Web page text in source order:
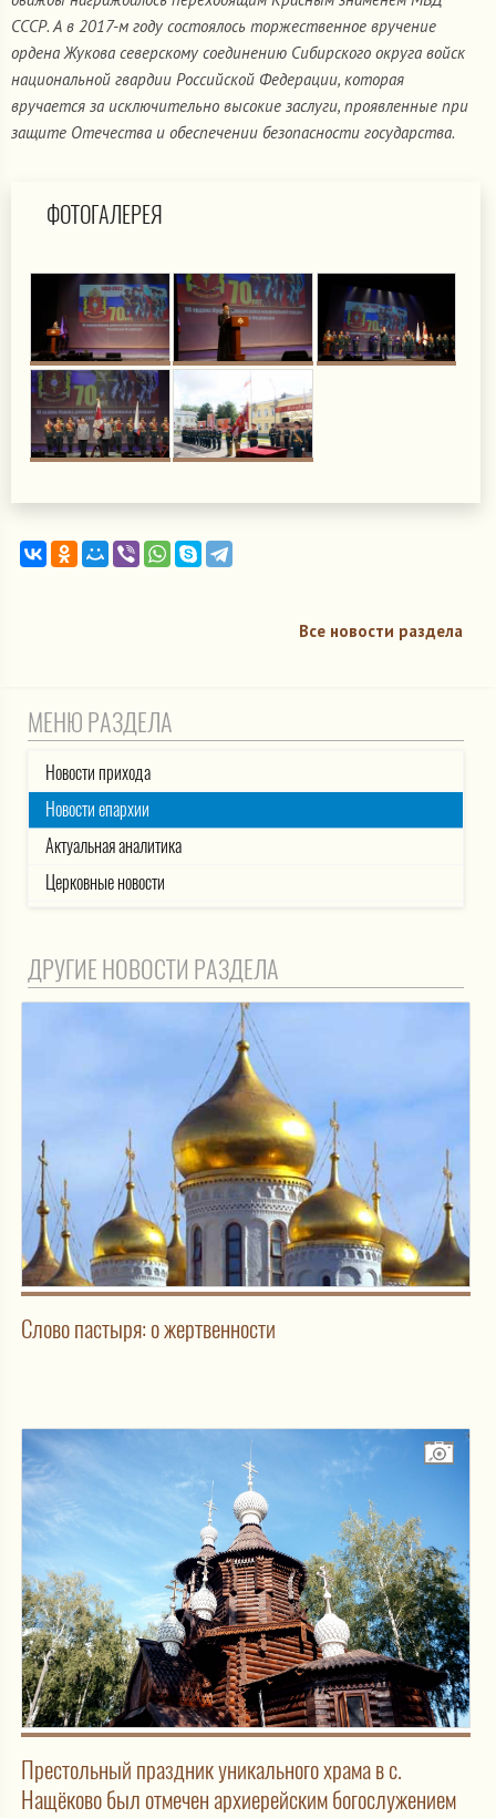
СССР. А в 2017-м году состоялось торжественное вручение
ордена Жукова северскому соединению Сибирского округа войск
национальной гвардии Российской Федерации, которая
вручается за исключительно высокие заслуги, проявленные при
защите Отечества и обеспечении безопасности государства.
ФОТОГАЛЕРЕЯ
Все новости раздела
МЕНЮ РАЗДЕЛА
Новости прихода
Новости епархии
Актуальная аналитика
Церковные новости
ДРУГИЕ НОВОСТИ РАЗДЕЛА
Слово пастыря: о жертвенности
Престольный праздник уникального храма в с.
Нащёково был отмечен архиерейским богослужением